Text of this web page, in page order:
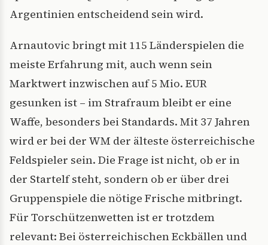
Argentinien entscheidend sein wird.
Arnautovic bringt mit 115 Länderspielen die
meiste Erfahrung mit, auch wenn sein
Marktwert inzwischen auf 5 Mio. EUR
gesunken ist – im Strafraum bleibt er eine
Waffe, besonders bei Standards. Mit 37 Jahren
wird er bei der WM der älteste österreichische
Feldspieler sein. Die Frage ist nicht, ob er in
der Startelf steht, sondern ob er über drei
Gruppenspiele die nötige Frische mitbringt.
Für Torschützenwetten ist er trotzdem
relevant: Bei österreichischen Eckbällen und